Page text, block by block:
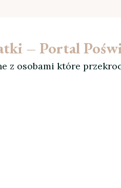
– Portal
z osobami które